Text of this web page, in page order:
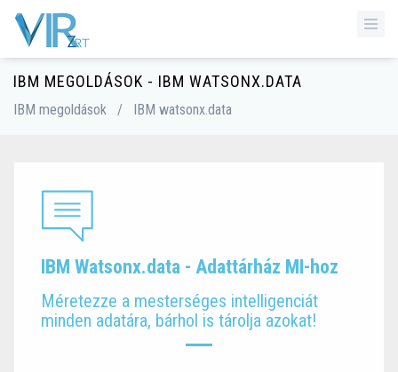
IBM MEGOLDÁSOK - IBM WATSONX.DATA
IBM megoldások / IBM watsonx.data
IBM Watsonx.data - Adattárház MI-hoz
Méretezze a mesterséges intelligenciát
minden adatára, bárhol is tárolja azokat!